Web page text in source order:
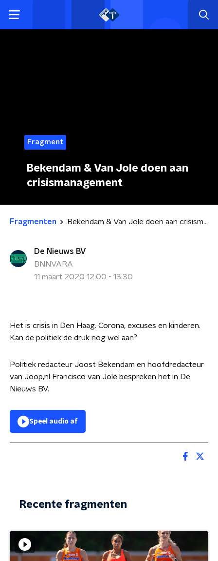
Fragment
Bekendam & Van Jole doen aan
crisismanagement
Fragmenten Bekendam & Van Jole doen aan crisismanagement
De Nieuws BV
BNNVARA
11 maart 2020 12:00 - 13:30
Het is crisis in Den Haag. Corona, excuses en kinderen.
Kan de politiek de druk nog wel aan?
Politiek redacteur Joost Bekendam en hoofdredacteur
van Joop,nl Francisco van Jole bespreken het in De
Nieuws BV.
Speel audio af
Recente fragmenten